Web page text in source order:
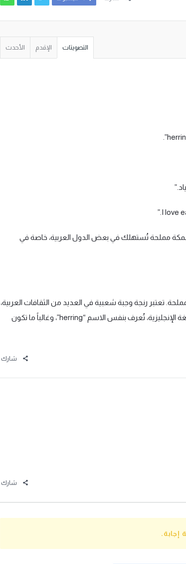
التصويتات الإقدم الأحدث
سمكة مملحة تُستهلك في بعض الدول العربية، خاصة في
تعتبر رنجة وجبة شعبية في العديد من الثقافات العربية،
خاصة خلال الأعياد والمناسبات الخاصة. في اللغة الإنجليزية، تُعرف بنفس الاسم “herring”، وغالباً ما تكون
شارك
شارك